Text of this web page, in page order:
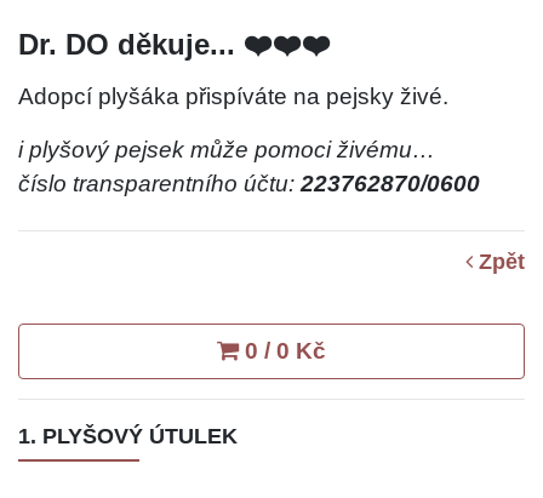
Dr. DO děkuje... ❤️❤️❤️
Adopcí plyšáka přispíváte na pejsky živé.
i plyšový pejsek může pomoci živému…
číslo transparentního účtu: 223762870/0600
Zpět
0 / 0 Kč
1. PLYŠOVÝ ÚTULEK